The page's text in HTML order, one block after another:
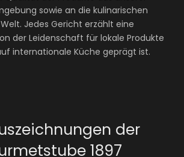
sowie an die kulinarischen
Jedes Gericht erzählt eine
der Leidenschaft für lokale Produkte
internationale Küche geprägt ist.
der
1897